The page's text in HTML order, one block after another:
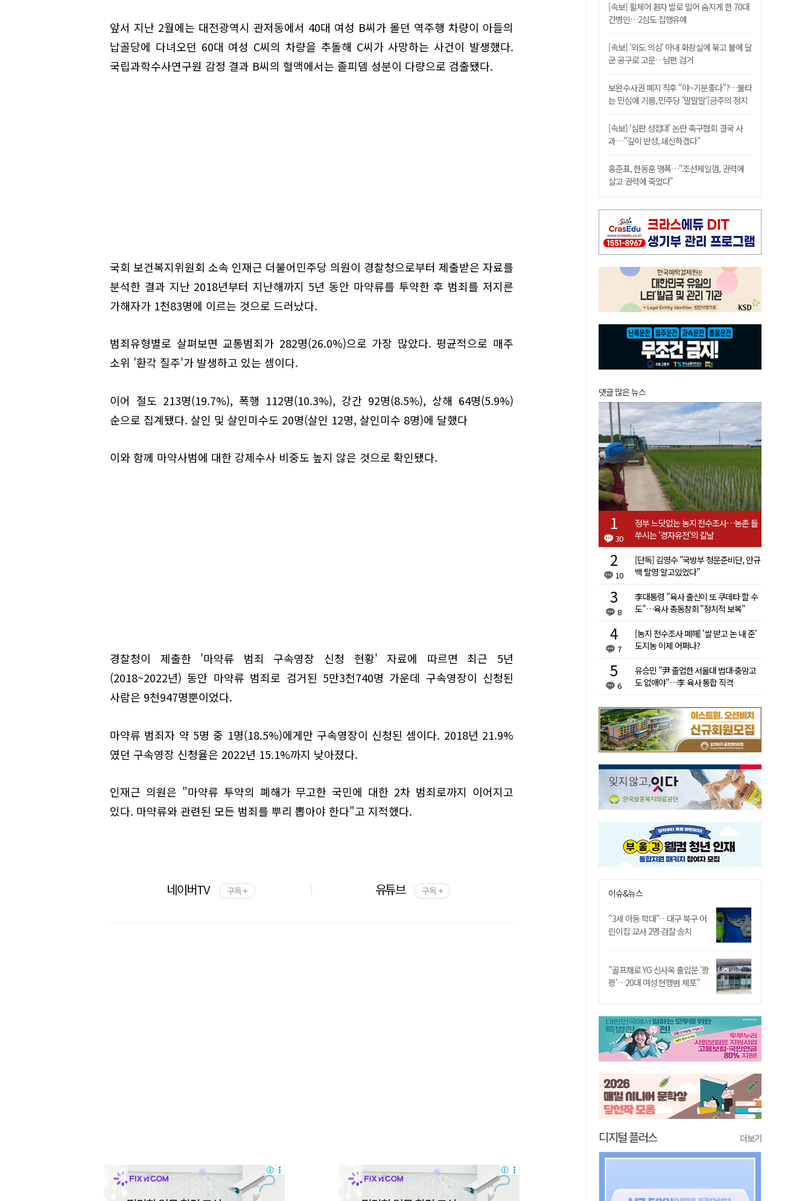
앞서 지난 2월에는 대전광역시 관저동에서 40대 여성 B씨가 몰던 역주행 차량이 아들의
납골당에 다녀오던 60대 여성 C씨의 차량을 추돌해 C씨가 사망하는 사건이 발생했다.
국립과학수사연구원 감정 결과 B씨의 혈액에서는 졸피뎀 성분이 다량으로 검출됐다.
국회 보건복지위원회 소속 인재근 더불어민주당 의원이 경찰청으로부터 제출받은 자료를
분석한 결과 지난 2018년부터 지난해까지 5년 동안 마약류를 투약한 후 범죄를 저지른
가해자가 1천83명에 이르는 것으로 드러났다.
범죄유형별로 살펴보면 교통범죄가 282명(26.0%)으로 가장 많았다. 평균적으로 매주
소위 '환각 질주'가 발생하고 있는 셈이다.
이어 절도 213명(19.7%), 폭행 112명(10.3%), 강간 92명(8.5%), 상해 64명(5.9%)
순으로 집계됐다. 살인 및 살인미수도 20명(살인 12명, 살인미수 8명)에 달했다
이와 함께 마약사범에 대한 강제수사 비중도 높지 않은 것으로 확인됐다.
경찰청이 제출한 '마약류 범죄 구속영장 신청 현황' 자료에 따르면 최근 5년
(2018~2022년) 동안 마약류 범죄로 검거된 5만3천740명 가운데 구속영장이 신청된
사람은 9천947명뿐이었다.
마약류 범죄자 약 5명 중 1명(18.5%)에게만 구속영장이 신청된 셈이다. 2018년 21.9%
였던 구속영장 신청율은 2022년 15.1%까지 낮아졌다.
인재근 의원은 "마약류 투약의 폐해가 무고한 국민에 대한 2차 범죄로까지 이어지고
있다. 마약류와 관련된 모든 범죄를 뿌리 뽑아야 한다"고 지적했다.
네이버TV 구독 + 유튜브 구독 +
[속보] 휠체어 환자 발로 밀어 숨지게 한 70대
간병인…2심도 집행유예
[속보] '외도 의심' 아내 화장실에 묶고 불에 달
군 공구로 고문…남편 검거
보완수사권 폐지 직후 "야~기분좋다"?…불타
는 민심에 기름, 민주당 '말말말'[금주의 정치
[속보] '심판 성접대' 논란 축구협회 결국 사
과…"깊이 반성, 쇄신하겠다"
홍준표, 한동훈 맹폭…"조선제일껌, 권력에
살고 권력에 죽었다"
댓글 많은 뉴스
30
정부 느닷없는 농지 전수조사…농촌 들
쑤시는 '경자유전'의 칼날
10
[단독] 김영수 "국방부 청문준비단, 안규
백 탈영 알고있었다"
8
李대통령 "육사 출신이 또 쿠데타 할 수
도"…육사 총동창회 "정치적 보복"
7
[농지 전수조사 폐해] '쌀 받고 논 내 준'
도지농 이제 어쩌나?
6
유승민 "尹 졸업한 서울대 법대·충암고
도 없애야"…李 육사 통합 직격
이슈&뉴스
"3세 아동 학대"…대구 북구 어
린이집 교사 2명 검찰 송치
"골프채로 YG 신사옥 출입문 '쾅
쾅'…20대 여성 현행범 체포"
디지털 플러스 더보기